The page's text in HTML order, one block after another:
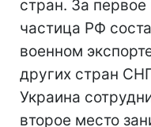
стран. За первое
частица РФ
военном
других стран
Украина
второе место